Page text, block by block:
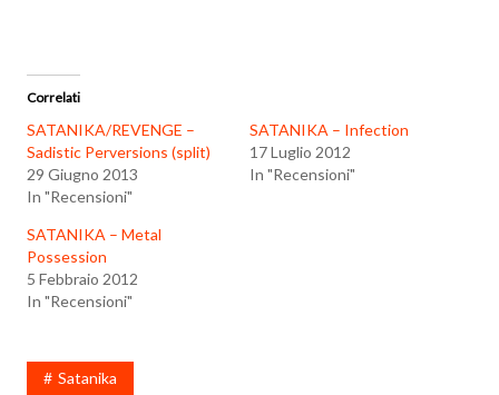
Correlati
SATANIKA/REVENGE –
Sadistic Perversions (split)
29 Giugno 2013
In "Recensioni"
SATANIKA – Infection
17 Luglio 2012
In "Recensioni"
SATANIKA – Metal
Possession
5 Febbraio 2012
In "Recensioni"
Satanika